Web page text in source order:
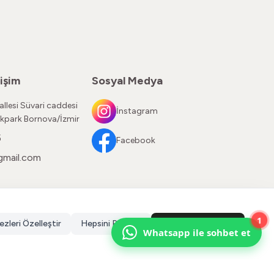
Whatsapp ile sohbet et
1
Süvari caddesi
Bornova/İzmir
Sosyal Medya
İnstagram
Facebook
Özelleştir Hepsini Reddet